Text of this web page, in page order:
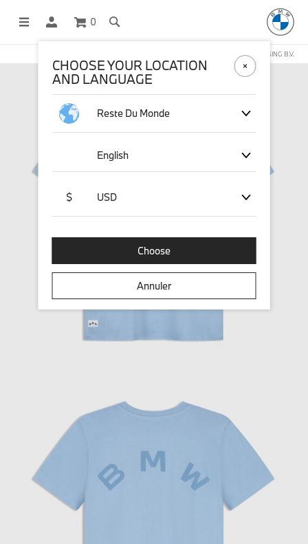
0
BOUTIQUE EN LIGNE GÉRÉE PAR STICHD SPORTSMERCHANDISING B.V.
CHOOSE YOUR LOCATION
AND LANGUAGE
Reste Du Monde
English
$ USD
Choose
Annuler